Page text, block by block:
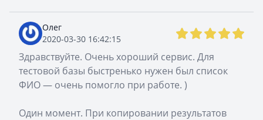
Олег
2020-03-30 16:42:15
Здравствуйте. Очень хороший сервис. Для
тестовой базы быстренько нужен был список
ФИО — очень помогло при работе. )
Один момент. При копировании результатов